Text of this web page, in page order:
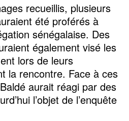
recueillis, plusieurs
été proférés à
sénégalaise. Des
également visé les
lors de leurs
la rencontre. Face à ces
aurait réagi par des
l’objet de l’enquête